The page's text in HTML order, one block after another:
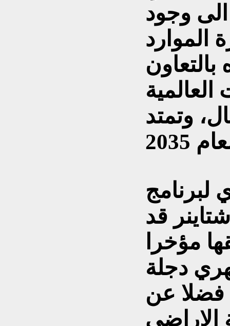
وجود
الموارد
بالتعاون
وتمتد
لبرنامج
قد
مؤخرا
دجلة
والفرات في العام 2040 فضلا عن
الاراضي